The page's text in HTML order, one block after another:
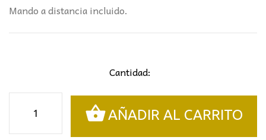
Mando a distancia incluido.
Cantidad:
REDONDO
AÑADIR AL CARRITO